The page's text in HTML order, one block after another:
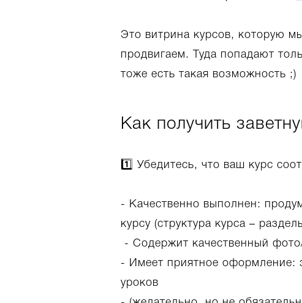
Это витрина курсов, которую
продвигаем. Туда попадают
тоже есть такая возможность ;)
Как получить
1️⃣ Убедитесь, что ваш курс
- Качественно выполнен:
курсу (структура курса –
- Содержит качественный
- Имеет приятное оформление:
уроков